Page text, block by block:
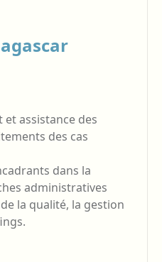
assistance des
des cas
dans la
administratives
la qualité, la gestion